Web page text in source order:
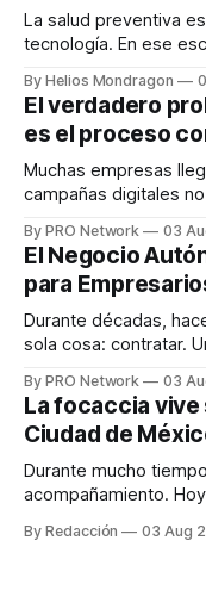
La salud preventiva
tecnología. En ese
dispositivos
en tiempo real para
decisiones sobre su
responder
By Helios Mondragon
El verdadero
es el proceso
Muchas empresas
campañas digitales
INTERIUS, el problema
una entrevista para el
marketing digital
By PRO Network 03
El Negocio
para
Durante décadas,
sola cosa: contratar.
para los textos,
para encontrar
llamadas y
By PRO Network 03
La focaccia vive
Ciudad de
Durante mucho
acompañamiento.
artesanal,
By Redacción 03 Aug